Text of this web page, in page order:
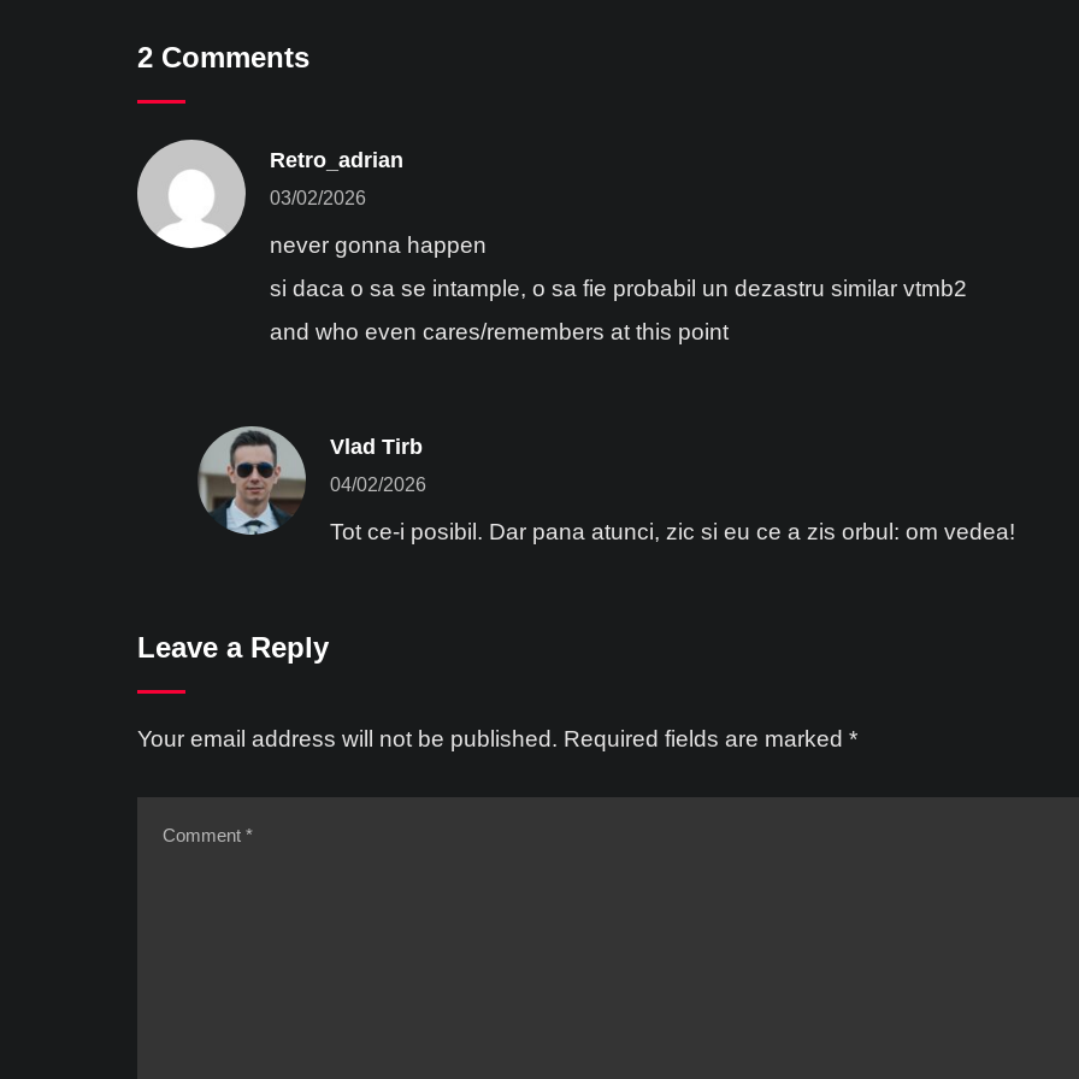
2 Comments
Retro_adrian
03/02/2026
never gonna happen
si daca o sa se intample, o sa fie probabil un dezastru similar vtmb2
and who even cares/remembers at this point
Vlad Tirb
04/02/2026
Tot ce-i posibil. Dar pana atunci, zic si eu ce a zis orbul: om vedea!
Leave a Reply
Your email address will not be published. Required fields are marked *